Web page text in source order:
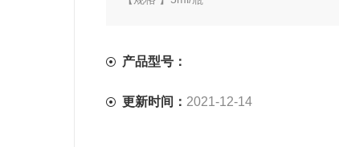
产品型号：
更新时间： 2021-12-14